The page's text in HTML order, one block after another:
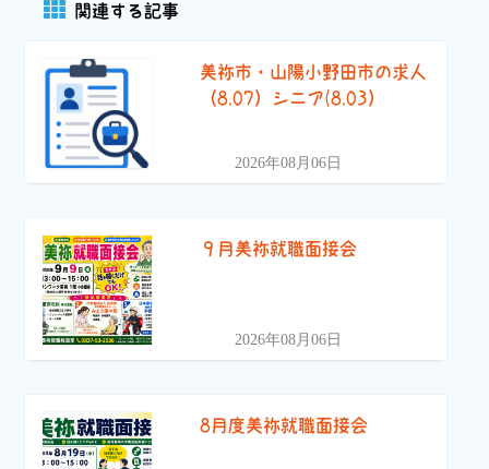
関連する記事
美祢市・山陽小野田市の求人
（8.07）シニア(8.03）
2026年08月06日
９月美祢就職面接会
2026年08月06日
8月度美祢就職面接会